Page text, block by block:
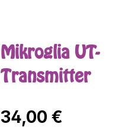
Mikroglia UT-
Transmitter
Regulärer Preis:
34,00 €